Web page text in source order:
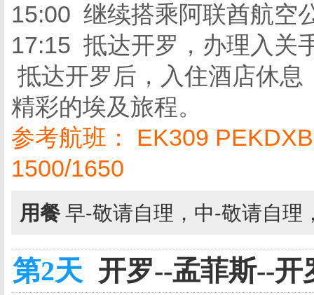
15:00 继续搭乘阿联酋航空
17:15 抵达开罗，办理入关
抵达开罗后，入住酒店休
精彩的埃及旅程。
参考航班： EK309
1500/1650
用餐 早-敬请自理，中-敬请自理
第2天 开罗--孟菲斯--开